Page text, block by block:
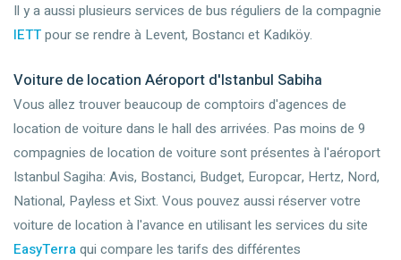
Il y a aussi plusieurs services de bus réguliers de la compagnie
IETTpour se rendre à Levent, Bostancı et Kadıköy.
Voiture de location Aéroport d'Istanbul Sabiha
Vous allez trouver beaucoup de comptoirs d'agences de
location de voiture dans le hall des arrivées. Pas moins de 9
compagnies de location de voiture sont présentes à l'aéroport
Istanbul Sagiha: Avis, Bostanci, Budget, Europcar, Hertz, Nord,
National, Payless et Sixt. Vous pouvez aussi réserver votre
voiture de location à l'avance en utilisant les services du site
EasyTerraqui compare les tarifs des différentes